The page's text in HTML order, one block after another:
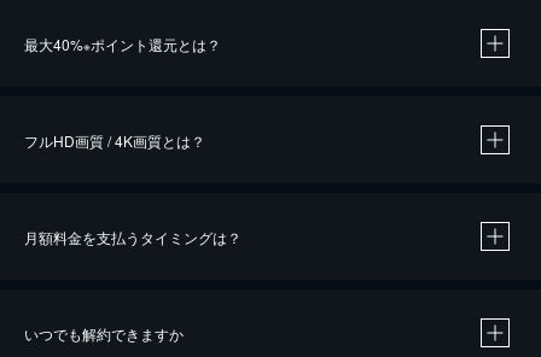
最大40%※ポイント還元とは？
※40％ポイント還元の対象は、クレジットカード決済による作品の購入 / レンタルです。
フルHD画質 / 4K画質とは？
月額料金を支払うタイミングは？
いつでも解約できますか